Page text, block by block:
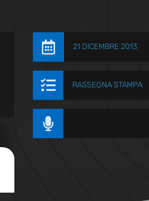
 21 DICEMBRE 2013
 RASSEGNA STAMPA
